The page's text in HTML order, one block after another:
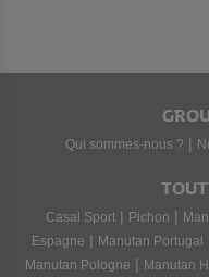
Qui sommes-nous ? |
Casal Sport | Pichon |
Espagne | Manutan Portugal
Manutan Pologne | Manutan